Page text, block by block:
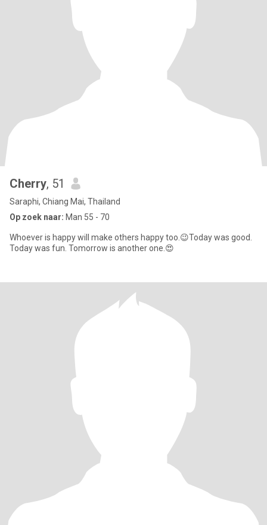
Cherry, 51
Saraphi, Chiang Mai, Thailand
Op zoek naar: Man 55 - 70
Whoever is happy will make others happy too.😉Today was good.
Today was fun. Tomorrow is another one.😍